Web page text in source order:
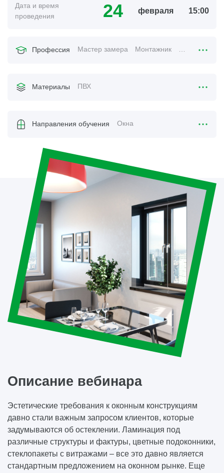
Дата и время
проведения
24 февраля 15:00
Профессия Мастер замера Монтажник Менеджер
Материалы ПВХ
Направления обучения Окна
Описание вебинара
Эстетические требования к оконным конструкциям
давно стали важным запросом клиентов, которые
задумываются об остеклении. Ламинация под
различные структуры и фактуры, цветные подоконники,
стеклопакеты с витражами – все это давно является
стандартным предложением на оконном рынке. Еще